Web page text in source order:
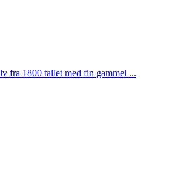
fra 1800 tallet med fin gammel ...